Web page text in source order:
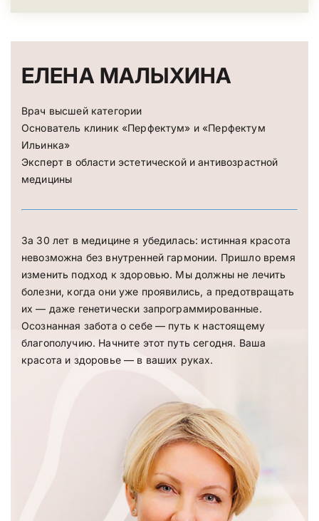
ЕЛЕНА МАЛЫХИНА
Врач высшей категории
Основатель клиник «Перфектум» и «Перфектум
Ильинка»
Эксперт в области эстетической и антивозрастной
медицины
За 30 лет в медицине я убедилась: истинная красота
невозможна без внутренней гармонии. Пришло время
изменить подход к здоровью. Мы должны не лечить
болезни, когда они уже проявились, а предотвращать
их — даже генетически запрограммированные.
Осознанная забота о себе — путь к настоящему
благополучию. Начните этот путь сегодня. Ваша
красота и здоровье — в ваших руках.